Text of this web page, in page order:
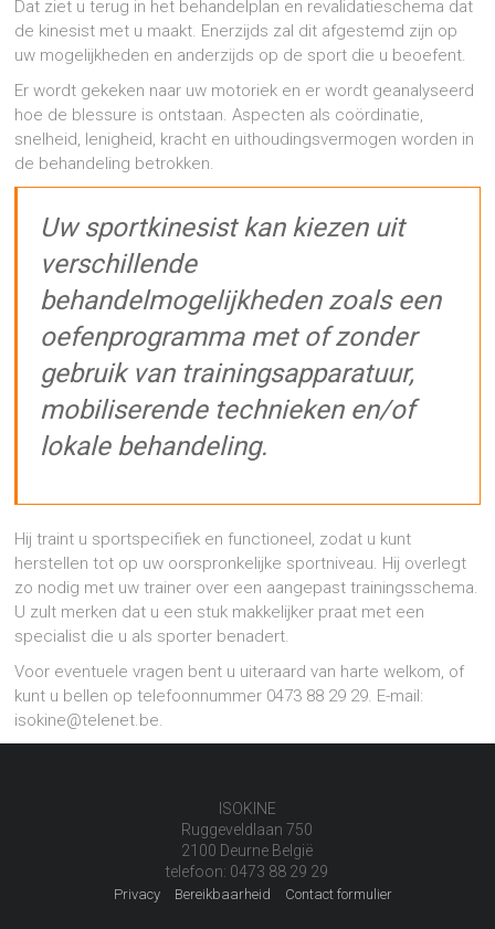
Dat ziet u terug in het behandelplan en revalidatieschema dat
de kinesist met u maakt. Enerzijds zal dit afgestemd zijn op
uw mogelijkheden en anderzijds op de sport die u beoefent.
Er wordt gekeken naar uw motoriek en er wordt geanalyseerd
hoe de blessure is ontstaan. Aspecten als coördinatie,
snelheid, lenigheid, kracht en uithoudingsvermogen worden in
de behandeling betrokken.
Uw sportkinesist kan kiezen uit
verschillende
behandelmogelijkheden zoals een
oefenprogramma met of zonder
gebruik van trainingsapparatuur,
mobiliserende technieken en/of
lokale behandeling.
Hij traint u sportspecifiek en functioneel, zodat u kunt
herstellen tot op uw oorspronkelijke sportniveau. Hij overlegt
zo nodig met uw trainer over een aangepast trainingsschema.
U zult merken dat u een stuk makkelijker praat met een
specialist die u als sporter benadert.
Voor eventuele vragen bent u uiteraard van harte welkom, of
kunt u bellen op telefoonnummer 0473 88 29 29. E-mail:
isokine@telenet.be.
ISOKINE
Ruggeveldlaan 750
2100 Deurne België
telefoon: 0473 88 29 29
Privacy Bereikbaarheid Contact formulier